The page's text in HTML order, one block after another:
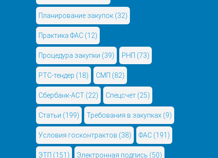
Планирование закупок (32)
Практика ФАС (12)
Процедура закупки (39) РНП (73)
РТС-тендер (18) СМП (82)
Сбербанк-АСТ (22) Спецсчет (25)
Статьи (199) Требования в закупках (9)
Условия госконтрактов (38) ФАС (191)
ЭТП (151) Электронная подпись (50)